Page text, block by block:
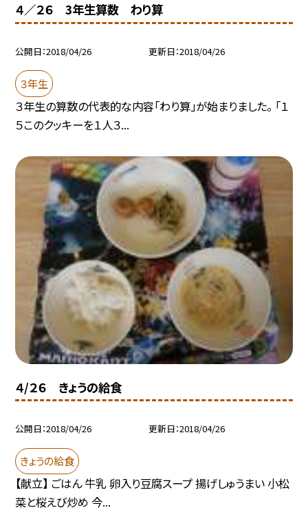
４／２６ 3年生算数 わり算
公開日 2018/04/26 更新日 2018/04/26
３年生
３年生の算数の代表的な内容「わり算」が始まりました。 「１
５このクッキーを１人３...
４/２６ きょうの給食
公開日 2018/04/26 更新日 2018/04/26
きょうの給食
【献立】 ごはん 牛乳 卵入り豆腐スープ 揚げしゅうまい 小松
菜と桜えび炒め 今...